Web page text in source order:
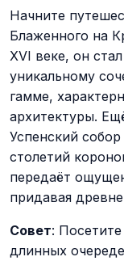
Начните
Блаженного на
XVI веке, он
уникальному
гамме,
архитектуры.
Успенский
столетий
передаёт
придавая
Совет:
длинных